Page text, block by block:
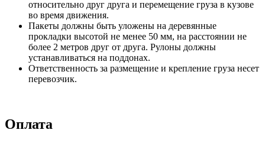
относительно друг друга и перемещение груза в кузове
во время движения.
Пакеты должны быть уложены на деревянные
прокладки высотой не менее 50 мм, на расстоянии не
более 2 метров друг от друга. Рулоны должны
устанавливаться на поддонах.
Ответственность за размещение и крепление груза несет
перевозчик.
Оплата